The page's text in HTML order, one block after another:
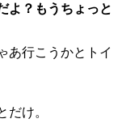
よ？もうちょっと
あ行こうかとトイ
だけ。